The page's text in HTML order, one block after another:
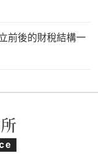
前後的財稅結構一